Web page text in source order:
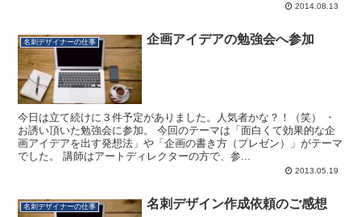
2014.08.13
名刺デザイナーの仕事 企画アイデアの勉強会へ参加
今日は立て続けに３件予定がありました。人気者かな？！（笑） ・
お誘い頂いた勉強会に参加。 今回のテーマは「面白くて効果的な企
画アイデアを出す発想法」や「企画の書き方（プレゼン）」がテーマ
でした。 講師はアートディレクターの方で、参...
2013.05.19
名刺デザイナーの仕事 名刺デザイン作成依頼のご感想